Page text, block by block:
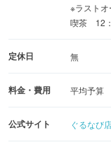
※ラスト
喫茶 12
定休日 無
料金・費用 平均予算
公式サイト ぐるなび